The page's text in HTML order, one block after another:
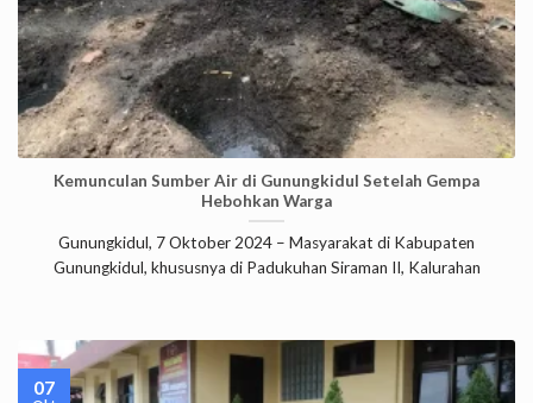
Kemunculan Sumber Air di Gunungkidul Setelah Gempa
Hebohkan Warga
Gunungkidul, 7 Oktober 2024 – Masyarakat di Kabupaten
Gunungkidul, khususnya di Padukuhan Siraman II, Kalurahan
07